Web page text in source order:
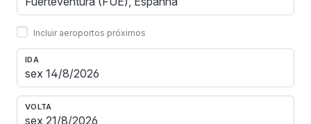
Incluir aeroportos próximos
IDA
VOLTA